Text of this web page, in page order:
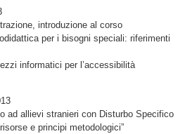
introduzione al corso
per i bisogni speciali: riferimenti
informatici per l’accessibilità
ad allievi stranieri con Disturbo Specifico
e principi metodologici”